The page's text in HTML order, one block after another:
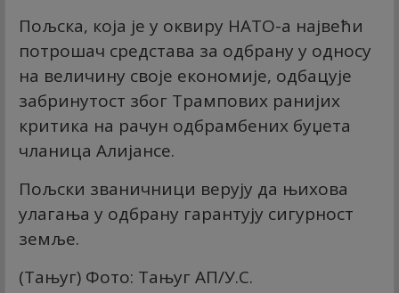
Пољска, која је у оквиру НАТО-а највећи
потрошач средстава за одбрану у односу
на величину своје економије, одбацује
забринутост због Трампових ранијих
критика на рачун одбрамбених буџета
чланица Алијансе.
Пољски званичници верују да њихова
улагања у одбрану гарантују сигурност
земље.
(Тањуг) Фото: Тањуг АП/У.С.